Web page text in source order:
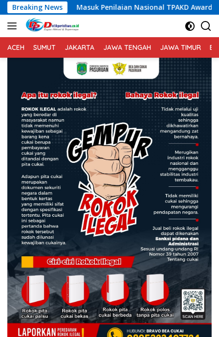
Langsung
ke
konten
Breaking News
Penilaian Nasional TPAKD Award 2026, Lombok Timur
ACEH SUMUT JAKARTA JAWA TENGAH JAWA TIMUR